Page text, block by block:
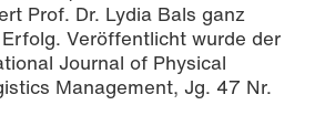
Prof. Dr. Lydia Bals ganz
Veröffentlicht wurde der
Journal of Physical
Management, Jg. 47 Nr.